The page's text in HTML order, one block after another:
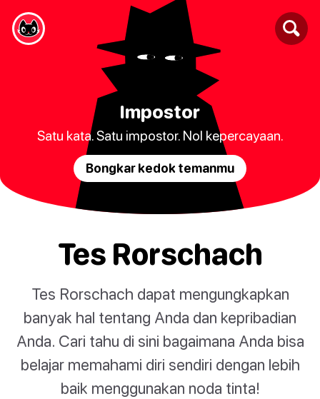
Impostor
Satu kata. Satu impostor. Nol kepercayaan.
Bongkar kedok temanmu
Tes Rorschach
Tes Rorschach dapat mengungkapkan
banyak hal tentang Anda dan kepribadian
Anda. Cari tahu di sini bagaimana Anda bisa
belajar memahami diri sendiri dengan lebih
baik menggunakan noda tinta!